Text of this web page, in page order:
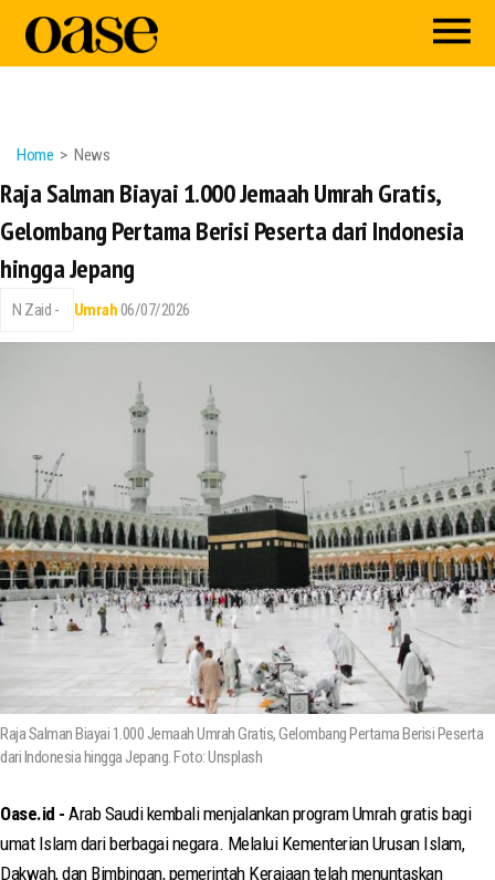
Home News
Raja Salman Biayai 1.000 Jemaah Umrah Gratis,
Gelombang Pertama Berisi Peserta dari Indonesia
hingga Jepang
N Zaid - Umrah06/07/2026
Raja Salman Biayai 1.000 Jemaah Umrah Gratis, Gelombang Pertama Berisi Peserta
dari Indonesia hingga Jepang. Foto: Unsplash
Oase.id - Arab Saudi kembali menjalankan program Umrah gratis bagi
umat Islam dari berbagai negara. Melalui Kementerian Urusan Islam,
Dakwah, dan Bimbingan, pemerintah Kerajaan telah menuntaskan